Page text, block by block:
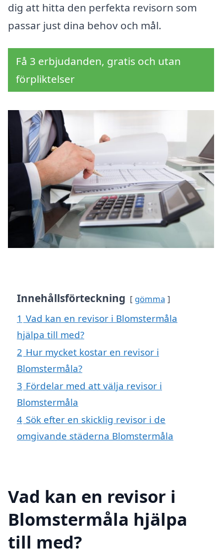
dig att hitta den perfekta revisorn som
passar just dina behov och mål.
Få 3 erbjudanden, gratis och utan
förpliktelser
Innehållsförteckning gömma
1 Vad kan en revisor i Blomstermåla
hjälpa till med?
2 Hur mycket kostar en revisor i
Blomstermåla?
3 Fördelar med att välja revisor i
Blomstermåla
4 Sök efter en skicklig revisor i de
omgivande städerna Blomstermåla
Vad kan en revisor i
Blomstermåla hjälpa
till med?